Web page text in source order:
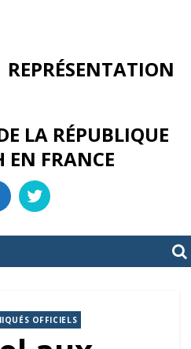
REPRÉSENTATION
LA RÉPUBLIQUE
EN FRANCE
OFFICIELS